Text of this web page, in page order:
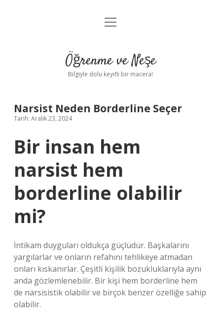
Anasayfa
Yasal Uyarı
menüyü
Öğrenme ve Neşe
Bilgiyle dolu keyifli bir macera!
Narsist Neden Borderline Seçer
Tarih: Aralık 23, 2024
Bir insan hem
narsist hem
borderline olabilir
mi?
İntikam duyguları oldukça güçlüdür. Başkalarını
yargılarlar ve onların refahını tehlikeye atmadan
onları kıskanırlar. Çeşitli kişilik bozukluklarıyla aynı
anda gözlemlenebilir. Bir kişi hem borderline hem
de narsisistik olabilir ve birçok benzer özelliğe sahip
olabilir.